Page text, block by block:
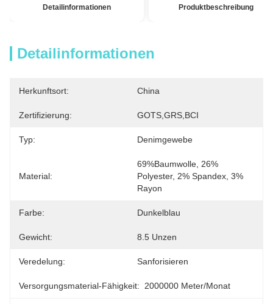
Detailinformationen Produktbeschreibung
Detailinformationen
Herkunftsort: China
Zertifizierung: GOTS,GRS,BCI
Typ: Denimgewebe
Material:
69%Baumwolle, 26%
Polyester, 2% Spandex, 3%
Rayon
Farbe: Dunkelblau
Gewicht: 8.5 Unzen
Veredelung: Sanforisieren
Versorgungsmaterial-Fähigkeit: 2000000 Meter/Monat